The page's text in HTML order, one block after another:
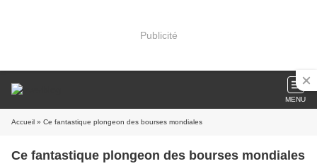
Publicité
MENU
Accueil » Ce fantastique plongeon des bourses mondiales
Ce fantastique plongeon des bourses mondiales